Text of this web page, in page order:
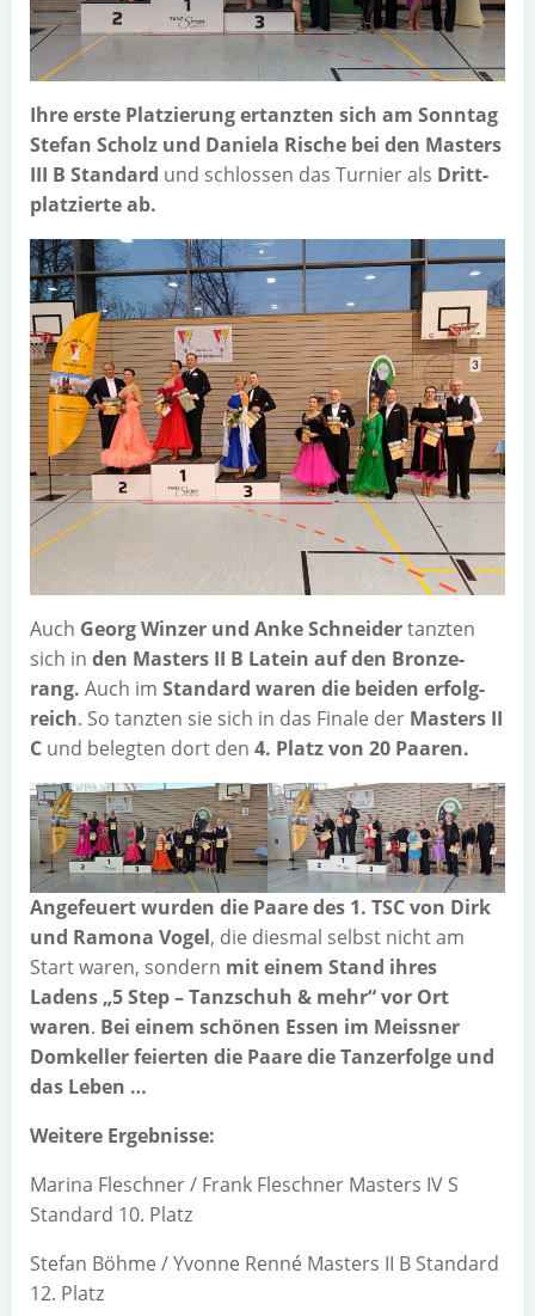
Ihre ers­te Plat­zie­rung ertanz­ten sich am Sonn­tag
Ste­fan Scholz und Danie­la Rische bei den Mas­ters
III B Stan­dard und schlos­sen das Tur­nier als Dritt­
plat­zier­te ab.
Auch Georg Win­zer und Anke Schnei­dertanz­ten
sich in den Mas­ters II B Latein auf den Bron­ze­
rang. Auch im Stan­dard waren die bei­den erfolg­
reich. So tanz­ten sie sich in das Fina­le der Mas­ters II
C und beleg­ten dort den 4. Platz von 20 Paaren.
Ange­feu­ert wur­den die Paa­re des 1. TSC von Dirk
und Ramo­na Vogel, die dies­mal selbst nicht am
Start waren, son­dern mit einem Stand ihres
Ladens „5 Step – Tanz­schuh & mehr“ vor Ort
waren. Bei einem schö­nen Essen im Meiss­ner
Dom­kel­ler fei­er­ten die Paa­re die Tanz­er­fol­ge und
das Leben …
Wei­te­re Ergebnisse:
Mari­na Fle­sch­ner / Frank Fle­sch­ner Mas­ters IV S
Stan­dard 10. Platz
Ste­fan Böh­me / Yvonne Ren­né Mas­ters II B Stan­dard
12. Platz